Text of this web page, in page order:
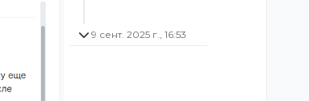
9 сент. 2025 г., 16:53